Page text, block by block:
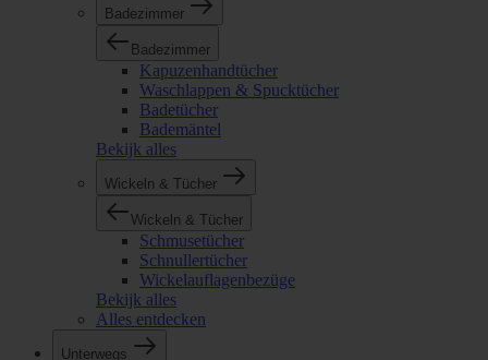
Badezimmer
Badezimmer
Kapuzenhandtücher
Waschlappen & Spucktücher
Badetücher
Bademäntel
Bekijk alles
Wickeln & Tücher
Wickeln & Tücher
Schmusetücher
Schnullertücher
Wickelauflagenbezüge
Bekijk alles
Alles entdecken
Unterwegs